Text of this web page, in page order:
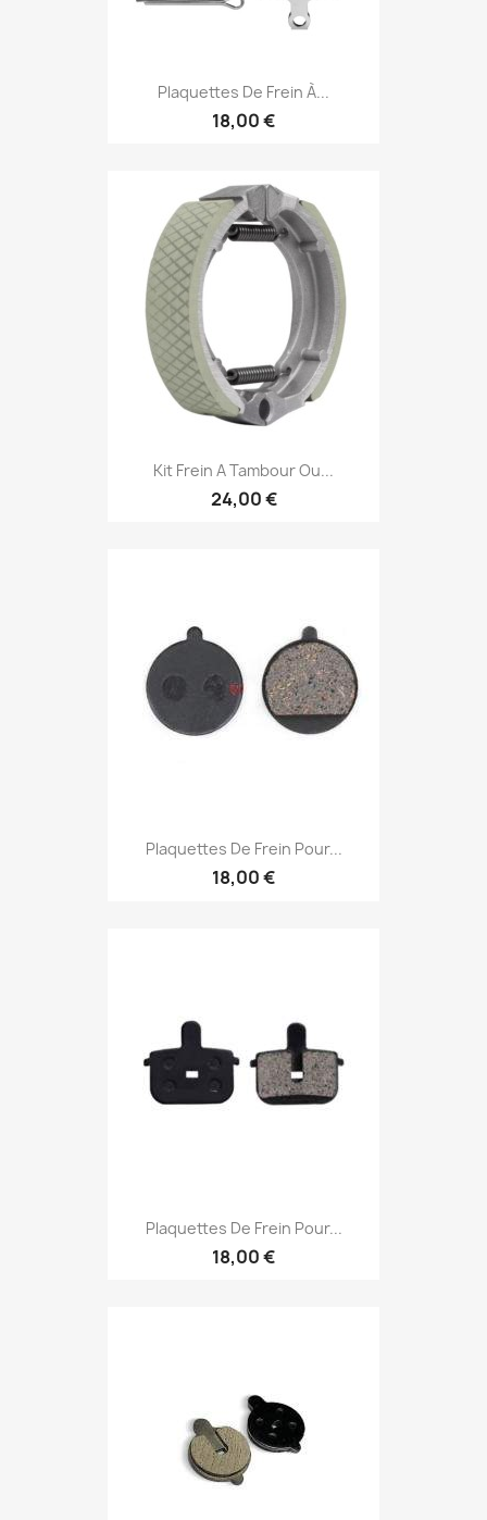
Plaquettes De Frein À...
18,00 €
Kit Frein A Tambour Ou...
24,00 €
Plaquettes De Frein Pour...
18,00 €
Plaquettes De Frein Pour...
18,00 €